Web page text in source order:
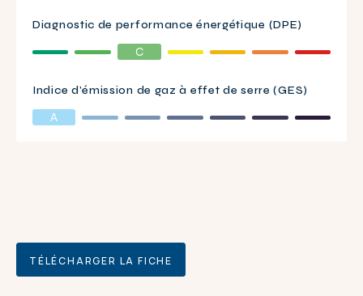
Diagnostic de performance énergétique (DPE)
C
Indice d’émission de gaz à effet de serre (GES)
A
TÉLÉCHARGER LA FICHE